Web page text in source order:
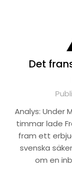
Det
Analys: Under
timmar lade
fram ett
svenska
om en